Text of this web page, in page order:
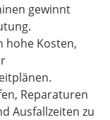
gewinnt
hohe Kosten,
Reparaturen
Ausfallzeiten zu